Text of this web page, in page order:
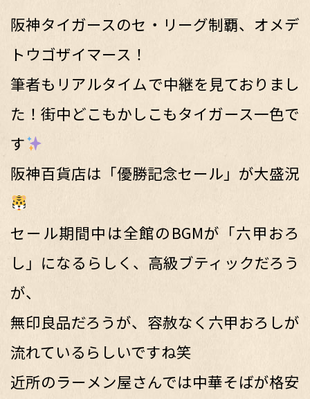
阪神タイガースのセ・リーグ制覇、オメデ
トウゴザイマース！
筆者もリアルタイムで中継を見ておりまし
た！街中どこもかしこもタイガース一色で
す
阪神百貨店は「優勝記念セール」が大盛況
セール期間中は全館のBGMが「六甲おろ
し」になるらしく、高級ブティックだろう
が、
無印良品だろうが、容赦なく六甲おろしが
流れているらしいですね笑
近所のラーメン屋さんでは中華そばが格安